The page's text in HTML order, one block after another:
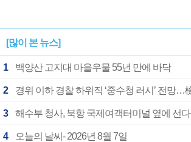
[많이 본 뉴스]
1 백양산 고지대 마을우물 55년 만에 바닥
2 경위 이하 경찰 하위직 ‘중수청 러시’ 전망…
3 해수부 청사, 북항 국제여객터미널 옆에 선
4 오늘의 날씨- 2026년 8월 7일